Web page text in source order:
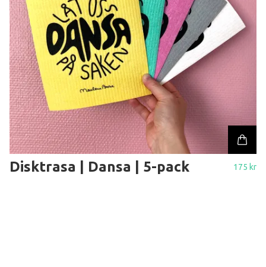
Disktrasa | Dansa | 5-pack 175 kr